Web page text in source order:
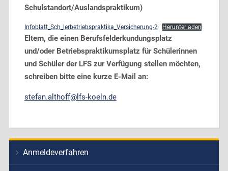
Schulstandort/Auslandspraktikum)
Infoblatt_Sch_lerbetriebspraktika_Versicherung-2 Herunterladen
Eltern, die einen Berufsfelderkundungsplatz
und/oder Betriebspraktikumsplatz für Schülerinnen
und Schüler der LFS zur Verfügung stellen möchten,
schreiben bitte eine kurze E-Mail an:
stefan.althoff@lfs-koeln.de
Anmeldeverfahren